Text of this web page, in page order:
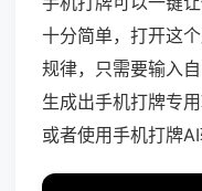
十分简单，打开这
规律，只需要输入
生成出手机打牌专
或者使用手机打牌